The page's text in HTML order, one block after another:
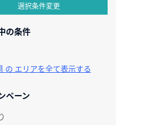
選択条件変更
の条件
の エリアを全て表示する
ペーン